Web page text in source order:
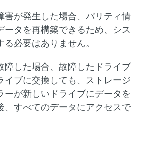
害が発生した場合、パリティ情
ータを再構築できるため、シス
必要はありません。
障した場合、故障したドライブ
イブに交換しても、ストレージ
ーが新しいドライブにデータを
、すべてのデータにアクセスで